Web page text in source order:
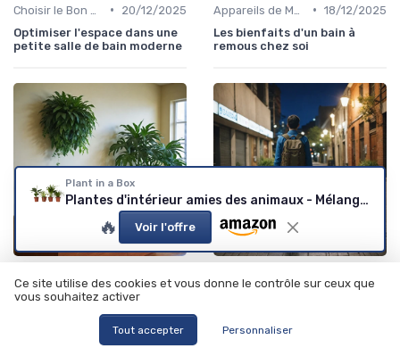
•
20/12/2025
Optimiser l'espace dans une
petite salle de bain moderne
• 18/12/2025
Les bienfaits d'un bain à
remous chez soi
Choisir la meilleure fontaine
Choisir le meilleur sac à dos
Plant in a Box
Plantes d'intérieur amies des animaux - Mélange de 4
🔥 Voir l'offre
Ce site utilise des cookies et vous donne le contrôle sur ceux que
vous souhaitez activer
Tout accepter Personnaliser